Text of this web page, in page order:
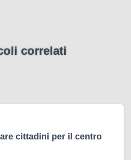
correlati
cittadini per il centro